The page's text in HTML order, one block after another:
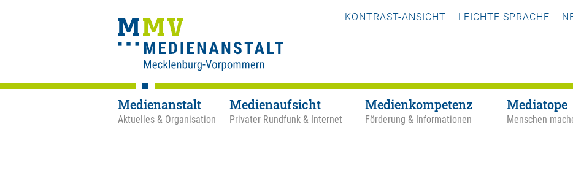
KONTRAST-ANSICHT LEICHTE SPRACHE
Medienanstalt
Aktuelles & Organisation
Medienaufsicht
Privater Rundfunk & Internet
Medienkompetenz
Förderung & Informationen
Mediatope
Menschen